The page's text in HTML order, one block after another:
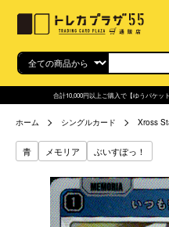
合計10,000円以上ご購入で【ゆうパケッ
ホーム シングルカード Xross
青 メモリア ぶいすぽっ！